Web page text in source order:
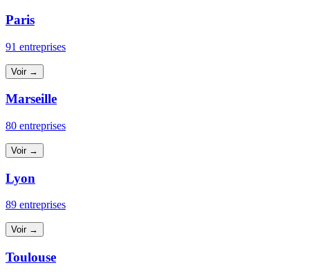
Paris
91 entreprises
Voir →
Marseille
80 entreprises
Voir →
Lyon
89 entreprises
Voir →
Toulouse